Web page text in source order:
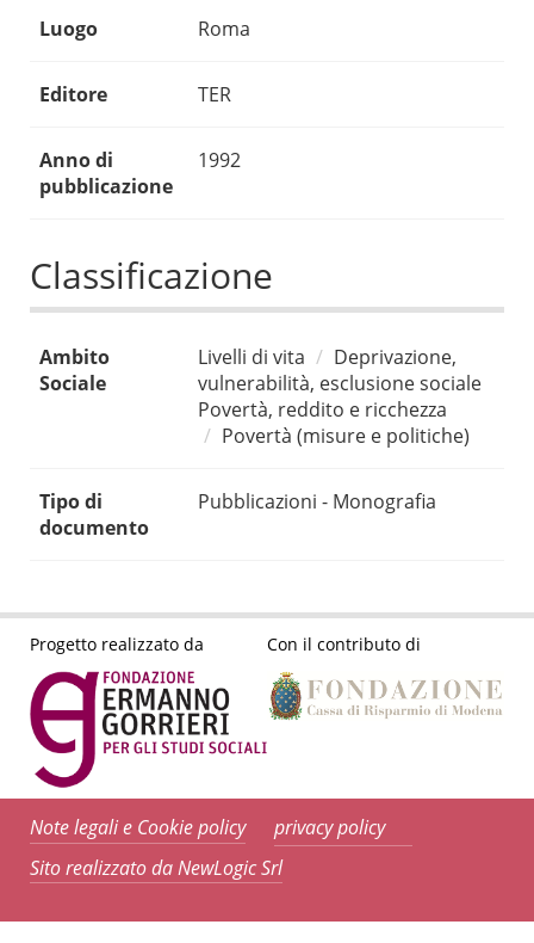
Luogo Roma
Editore TER
Anno di
pubblicazione
1992
Classificazione
Ambito
Sociale
Livelli di vita
Deprivazione,
vulnerabilità, esclusione sociale
Povertà, reddito e ricchezza
Povertà (misure e politiche)
Tipo di
documento
Pubblicazioni - Monografia
Progetto realizzato da Con il contributo di
Note legali e Cookie policy
privacy policy
Sito realizzato da NewLogic Srl